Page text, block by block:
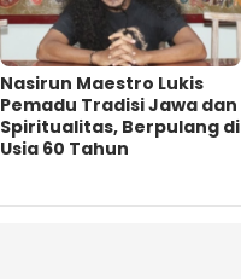
‎Nasirun Maestro Lukis
Pemadu Tradisi Jawa dan
Spiritualitas, Berpulang di
Usia 60 Tahun